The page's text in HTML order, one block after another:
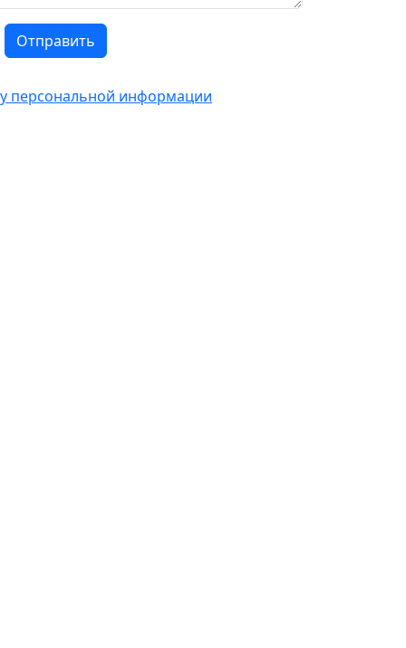
Отправить
персональной информации